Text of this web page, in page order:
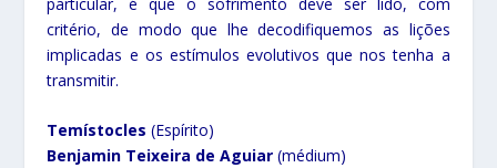
critério, de modo que lhe decodifiquemos as lições
implicadas e os estímulos evolutivos que nos tenha a
transmitir.
Temístocles (Espírito)
Benjamin Teixeira de Aguiar (médium)